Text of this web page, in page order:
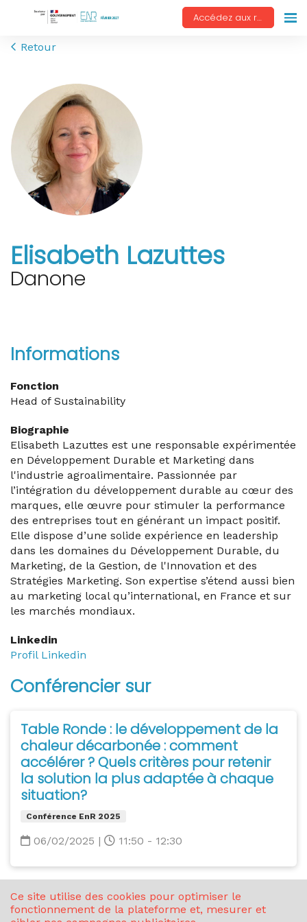
Accédez aux replays
Retour
Elisabeth Lazuttes
Danone
Informations
Fonction
Head of Sustainability
Biographie
Elisabeth Lazuttes est une responsable expérimentée
en Développement Durable et Marketing dans
l'industrie agroalimentaire. Passionnée par
l’intégration du développement durable au cœur des
marques, elle œuvre pour stimuler la performance
des entreprises tout en générant un impact positif.
Elle dispose d’une solide expérience en leadership
dans les domaines du Développement Durable, du
Marketing, de la Gestion, de l'Innovation et des
Stratégies Marketing. Son expertise s’étend aussi bien
au marketing local qu’international, en France et sur
les marchés mondiaux.
Linkedin
Profil Linkedin
Conférencier sur
Table Ronde : le développement de la
chaleur décarbonée : comment
accélérer ? Quels critères pour retenir
la solution la plus adaptée à chaque
situation?
Conférence EnR 2025
06/02/2025 | 11:50 - 12:30
Ce site utilise des cookies pour optimiser le
fonctionnement de la plateforme et, mesurer et